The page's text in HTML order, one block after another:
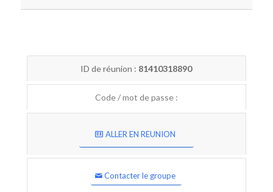
ID de réunion : 81410318890
Code / mot de passe :
ALLER EN REUNION
Contacter le groupe